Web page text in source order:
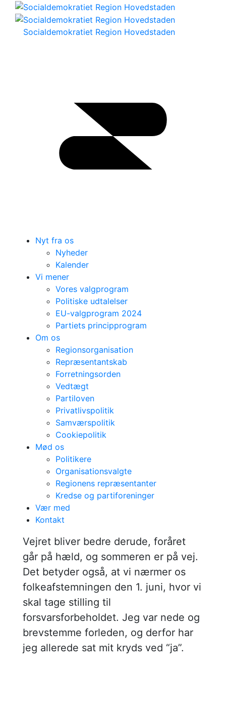
Socialdemokratiet Region Hovedstaden
Nyt fra os
Nyheder
Kalender
Vi mener
Vores valgprogram
Politiske udtalelser
EU-valgprogram 2024
Partiets principprogram
Om os
Regionsorganisation
Repræsentantskab
Forretningsorden
Vedtægt
Partiloven
Privatlivspolitik
Samværspolitik
Cookiepolitik
Mød os
Politikere
Organisationsvalgte
Regionens repræsentanter
Kredse og partiforeninger
Vær med
Kontakt
Marianne Vind om
forsvarsforbeholdet
Vejret bliver bedre derude, foråret
går på hæld, og sommeren er på vej.
Det betyder også, at vi nærmer os
folkeafstemningen den 1. juni, hvor vi
skal tage stilling til
forsvarsforbeholdet. Jeg var nede og
brevstemme forleden, og derfor har
jeg allerede sat mit kryds ved “ja”.